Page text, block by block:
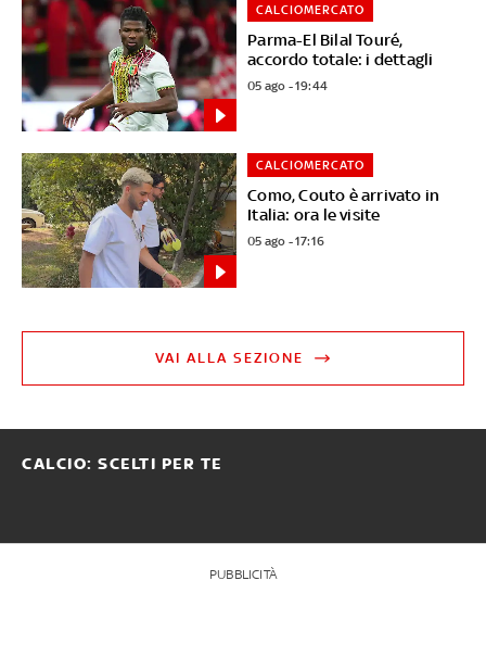
Parma-El Bilal Touré,
accordo totale: i dettagli
CALCIOMERCATO
05 ago - 19:44
Como, Couto è arrivato in
Italia: ora le visite
CALCIOMERCATO
05 ago - 17:16
VAI ALLA SEZIONE
CALCIO: SCELTI PER TE
PUBBLICITÀ